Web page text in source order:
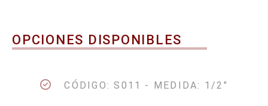
OPCIONES DISPONIBLES
CÓDIGO: S011 - MEDIDA: 1/2"